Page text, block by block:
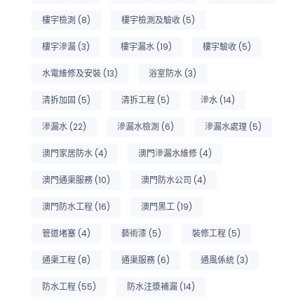
樓宇檢測 (8) 樓宇檢測及驗收 (5)
樓宇滲漏 (3) 樓宇漏水 (19) 樓宇驗收 (5)
水電維修及安裝 (13) 浴室防水 (3)
清拆加固 (5) 清拆工程 (5) 滲水 (14)
滲漏水 (22) 滲漏水檢測 (6) 滲漏水處理 (5)
澳門家居防水 (4) 澳門滲漏水維修 (4)
澳門通渠服務 (10) 澳門防水公司 (4)
澳門防水工程 (16) 澳門黑工 (19)
管道堵塞 (4) 藝術漆 (5) 裝修工程 (5)
通渠工程 (8) 通渠服務 (6) 通風係統 (3)
防水工程 (55) 防水注漿補漏 (14)